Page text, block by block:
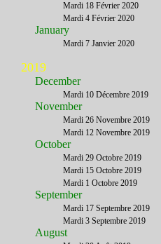
Mardi 18 Février 2020
Mardi 4 Février 2020
January
Mardi 7 Janvier 2020
2019
December
Mardi 10 Décembre 2019
November
Mardi 26 Novembre 2019
Mardi 12 Novembre 2019
October
Mardi 29 Octobre 2019
Mardi 15 Octobre 2019
Mardi 1 Octobre 2019
September
Mardi 17 Septembre 2019
Mardi 3 Septembre 2019
August